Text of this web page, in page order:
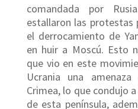
comandada por
estallaron las protestas
el derrocamiento de
en huir a Moscú. Esto
que vio en este
Ucrania una
Crimea, lo que condujo
de esta península,